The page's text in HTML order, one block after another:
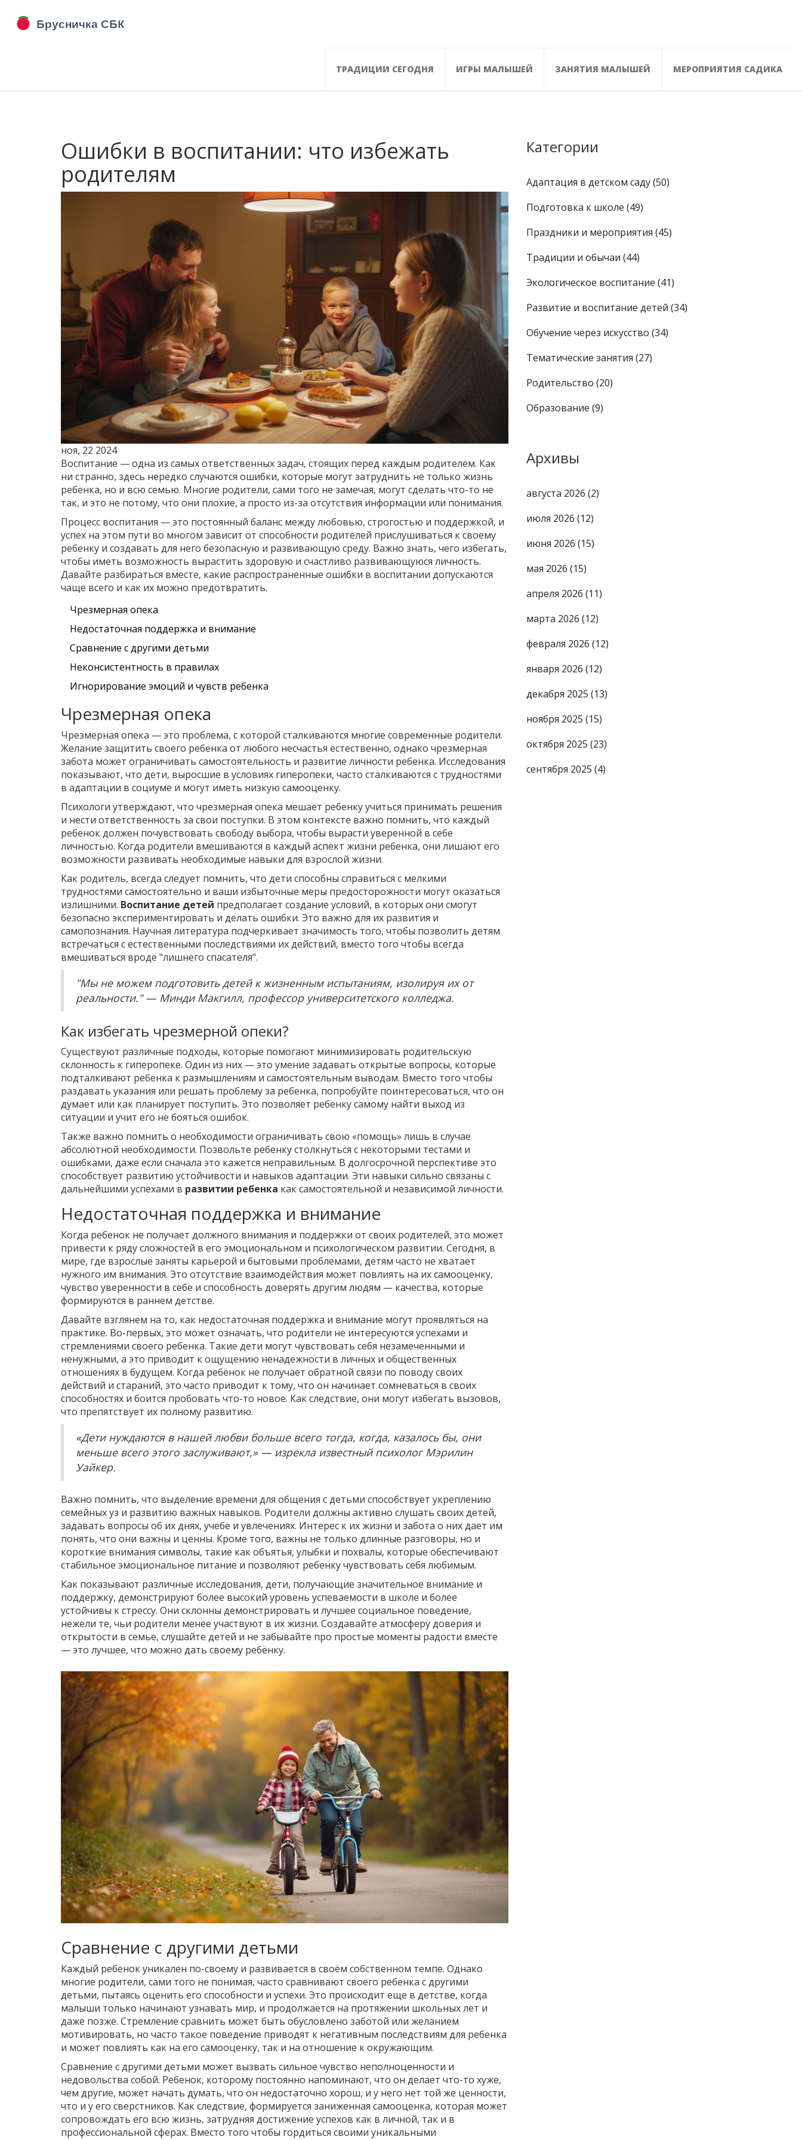
ТРАДИЦИИ СЕГОДНЯ ИГРЫ МАЛЫШЕЙ ЗАНЯТИЯ МАЛЫШЕЙ МЕРОПРИЯТИЯ САДИКА
Ошибки в воспитании: что избежать
родителям
ноя, 22 2024
Воспитание — одна из самых ответственных задач, стоящих перед каждым родителем. Как
ни странно, здесь нередко случаются ошибки, которые могут затруднить не только жизнь
ребенка, но и всю семью. Многие родители, сами того не замечая, могут сделать что-то не
так, и это не потому, что они плохие, а просто из-за отсутствия информации или понимания.
Процесс воспитания — это постоянный баланс между любовью, строгостью и поддержкой, и
успех на этом пути во многом зависит от способности родителей прислушиваться к своему
ребенку и создавать для него безопасную и развивающую среду. Важно знать, чего избегать,
чтобы иметь возможность вырастить здоровую и счастливо развивающуюся личность.
Давайте разбираться вместе, какие распространенные ошибки в воспитании допускаются
чаще всего и как их можно предотвратить.
Чрезмерная опека
Недостаточная поддержка и внимание
Сравнение с другими детьми
Неконсистентность в правилах
Игнорирование эмоций и чувств ребенка
Чрезмерная опека
Чрезмерная опека — это проблема, с которой сталкиваются многие современные родители.
Желание защитить своего ребенка от любого несчастья естественно, однако чрезмерная
забота может ограничивать самостоятельность и развитие личности ребенка. Исследования
показывают, что дети, выросшие в условиях гиперопеки, часто сталкиваются с трудностями
в адаптации в социуме и могут иметь низкую самооценку.
Психологи утверждают, что чрезмерная опека мешает ребенку учиться принимать решения
и нести ответственность за свои поступки. В этом контексте важно помнить, что каждый
ребенок должен почувствовать свободу выбора, чтобы вырасти уверенной в себе
личностью. Когда родители вмешиваются в каждый аспект жизни ребенка, они лишают его
возможности развивать необходимые навыки для взрослой жизни.
Как родитель, всегда следует помнить, что дети способны справиться с мелкими
трудностями самостоятельно и ваши избыточные меры предосторожности могут оказаться
излишними. Воспитание детей предполагает создание условий, в которых они смогут
безопасно экспериментировать и делать ошибки. Это важно для их развития и
самопознания. Научная литература подчеркивает значимость того, чтобы позволить детям
встречаться с естественными последствиями их действий, вместо того чтобы всегда
вмешиваться вроде "лишнего спасателя".
"Мы не можем подготовить детей к жизненным испытаниям, изолируя их от
реальности." — Минди Макгилл, профессор университетского колледжа.
Как избегать чрезмерной опеки?
Существуют различные подходы, которые помогают минимизировать родительскую
склонность к гиперопеке. Один из них — это умение задавать открытые вопросы, которые
подталкивают ребенка к размышлениям и самостоятельным выводам. Вместо того чтобы
раздавать указания или решать проблему за ребенка, попробуйте поинтересоваться, что он
думает или как планирует поступить. Это позволяет ребенку самому найти выход из
ситуации и учит его не бояться ошибок.
Также важно помнить о необходимости ограничивать свою «помощь» лишь в случае
абсолютной необходимости. Позвольте ребенку столкнуться с некоторыми тестами и
ошибками, даже если сначала это кажется неправильным. В долгосрочной перспективе это
способствует развитию устойчивости и навыков адаптации. Эти навыки сильно связаны с
дальнейшими успехами в развитии ребенка как самостоятельной и независимой личности.
Недостаточная поддержка и внимание
Когда ребенок не получает должного внимания и поддержки от своих родителей, это может
привести к ряду сложностей в его эмоциональном и психологическом развитии. Сегодня, в
мире, где взрослые заняты карьерой и бытовыми проблемами, детям часто не хватает
нужного им внимания. Это отсутствие взаимодействия может повлиять на их самооценку,
чувство уверенности в себе и способность доверять другим людям — качества, которые
формируются в раннем детстве.
Давайте взглянем на то, как недостаточная поддержка и внимание могут проявляться на
практике. Во-первых, это может означать, что родители не интересуются успехами и
стремлениями своего ребенка. Такие дети могут чувствовать себя незамеченными и
ненужными, а это приводит к ощущению ненадежности в личных и общественных
отношениях в будущем. Когда ребёнок не получает обратной связи по поводу своих
действий и стараний, это часто приводит к тому, что он начинает сомневаться в своих
способностях и боится пробовать что-то новое. Как следствие, они могут избегать вызовов,
что препятствует их полному развитию.
«Дети нуждаются в нашей любви больше всего тогда, когда, казалось бы, они
меньше всего этого заслуживают,» — изрекла известный психолог Мэрилин
Уайкер.
Важно помнить, что выделение времени для общения с детьми способствует укреплению
семейных уз и развитию важных навыков. Родители должны активно слушать своих детей,
задавать вопросы об их днях, учебе и увлечениях. Интерес к их жизни и забота о них дает им
понять, что они важны и ценны. Кроме того, важны не только длинные разговоры, но и
короткие внимания символы, такие как объятья, улыбки и похвалы, которые обеспечивают
стабильное эмоциональное питание и позволяют ребенку чувствовать себя любимым.
Как показывают различные исследования, дети, получающие значительное внимание и
поддержку, демонстрируют более высокий уровень успеваемости в школе и более
устойчивы к стрессу. Они склонны демонстрировать и лучшее социальное поведение,
нежели те, чьи родители менее участвуют в их жизни. Создавайте атмосферу доверия и
открытости в семье, слушайте детей и не забывайте про простые моменты радости вместе
— это лучшее, что можно дать своему ребёнку.
Сравнение с другими детьми
Каждый ребенок уникален по-своему и развивается в своём собственном темпе. Однако
многие родители, сами того не понимая, часто сравнивают своего ребенка с другими
детьми, пытаясь оценить его способности и успехи. Это происходит еще в детстве, когда
малыши только начинают узнавать мир, и продолжается на протяжении школьных лет и
даже позже. Стремление сравнить может быть обусловлено заботой или желанием
мотивировать, но часто такое поведение приводят к негативным последствиям для ребенка
и может повлиять как на его самооценку, так и на отношение к окружающим.
Сравнение с другими детьми может вызвать сильное чувство неполноценности и
недовольства собой. Ребенок, которому постоянно напоминают, что он делает что-то хуже,
чем другие, может начать думать, что он недостаточно хорош, и у него нет той же ценности,
что и у его сверстников. Как следствие, формируется заниженная самооценка, которая может
сопровождать его всю жизнь, затрудняя достижение успехов как в личной, так и в
профессиональной сферах. Вместо того чтобы гордиться своими уникальными
Категории
Адаптация в детском саду(50)
Подготовка к школе (49)
Праздники и мероприятия (45)
Традиции и обычаи (44)
Экологическое воспитание (41)
Развитие и воспитание детей (34)
Обучение через искусство (34)
Тематические занятия (27)
Родительство (20)
Образование (9)
Архивы
августа 2026 (2)
июля 2026 (12)
июня 2026 (15)
мая 2026 (15)
апреля 2026 (11)
марта 2026 (12)
февраля 2026 (12)
января 2026 (12)
декабря 2025 (13)
ноября 2025 (15)
октября 2025 (23)
сентября 2025 (4)